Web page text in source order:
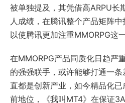
被单独提及，其凭借高ARPU长
人成绩，在腾讯整个产品矩阵
以使腾讯更加注重MMORPG这
在MMORPG产品同质化日趋严
的强强联手，或许能够打通一
直都是创新产业，如今精品化
前地位，《我叫MT4》在保证